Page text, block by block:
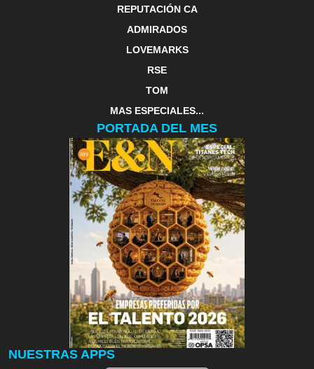
REPUTACIÓN CA
ADMIRADOS
LOVEMARKS
RSE
TOM
MAS ESPECIALES...
PORTADA DEL MES
NUESTRAS APPS